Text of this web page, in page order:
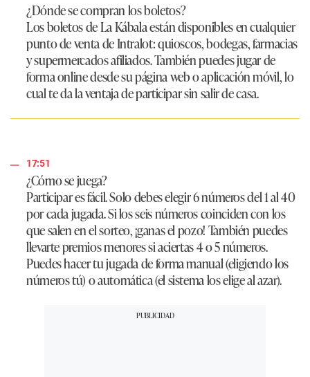
¿Dónde se compran los boletos?
Los boletos de La Kábala están disponibles en cualquier
punto de venta de Intralot: quioscos, bodegas, farmacias
y supermercados afiliados. También puedes jugar de
forma online desde su página web o aplicación móvil, lo
cual te da la ventaja de participar sin salir de casa.
17:51
¿Cómo se juega?
Participar es fácil. Solo debes elegir 6 números del 1 al 40
por cada jugada. Si los seis números coinciden con los
que salen en el sorteo, ¡ganas el pozo! También puedes
llevarte premios menores si aciertas 4 o 5 números.
Puedes hacer tu jugada de forma manual (eligiendo los
números tú) o automática (el sistema los elige al azar).